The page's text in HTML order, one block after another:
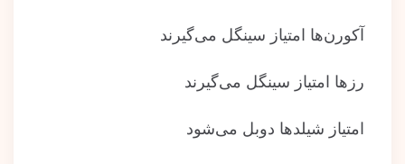
آکورن‌ها امتیاز سینگل می‌گیرند
رزها امتیاز سینگل می‌گیرند
امتیاز شیلدها دوبل می‌شود